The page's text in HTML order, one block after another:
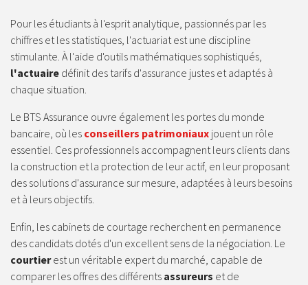
Pour les étudiants à l'esprit analytique, passionnés par les
chiffres et les statistiques, l'actuariat est une discipline
stimulante. À l'aide d'outils mathématiques sophistiqués,
l'actuaire définit des tarifs d'assurance justes et adaptés à
chaque situation.
Le BTS Assurance ouvre également les portes du monde
bancaire, où les conseillers patrimoniaux jouent un rôle
essentiel. Ces professionnels accompagnent leurs clients dans
la construction et la protection de leur actif, en leur proposant
des solutions d'assurance sur mesure, adaptées à leurs besoins
et à leurs objectifs.
Enfin, les cabinets de courtage recherchent en permanence
des candidats dotés d'un excellent sens de la négociation. Le
courtierest un véritable expert du marché, capable de
comparer les offres des différents assureurs et de